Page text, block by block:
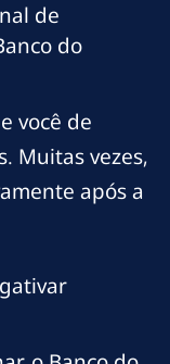
de
do
você de
Muitas vezes,
após a